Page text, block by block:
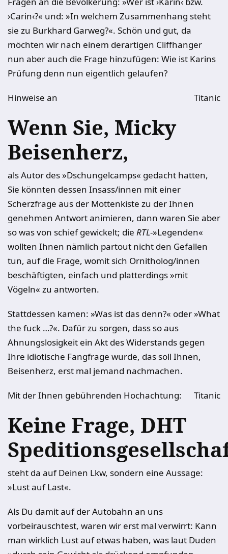
›Carin‹?« und: »In welchem Zusammenhang steht
sie zu Burkhard Garweg?«. Schön und gut, da
möchten wir nach einem derartigen Cliffhanger
nun aber auch die Frage hinzufügen: Wie ist Karins
Prüfung denn nun eigentlich gelaufen?
Hinweise an Titanic
Wenn Sie, Micky
Beisenherz,
als Autor des »Dschungelcamps« gedacht hatten,
Sie könnten dessen Insass/innen mit einer
Scherzfrage aus der Mottenkiste zu der Ihnen
genehmen Antwort animieren, dann waren Sie aber
so was von schief gewickelt; die RTL-»Legenden«
wollten Ihnen nämlich partout nicht den Gefallen
tun, auf die Frage, womit sich Ornitholog/innen
beschäftigten, einfach und platterdings »mit
Vögeln« zu antworten.
Stattdessen kamen: »Was ist das denn?« oder »What
the fuck …?«. Dafür zu sorgen, dass so aus
Ahnungslosigkeit ein Akt des Widerstands gegen
Ihre idiotische Fangfrage wurde, das soll Ihnen,
Beisenherz, erst mal jemand nachmachen.
Mit der Ihnen gebührenden Hochachtung: Titanic
Keine Frage, DHT
steht da auf Deinen Lkw, sondern eine Aussage:
»Lust auf Last«.
Als Du damit auf der Autobahn an uns
vorbeirauschtest, waren wir erst mal verwirrt: Kann
man wirklich Lust auf etwas haben, was laut Duden